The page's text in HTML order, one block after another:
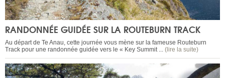
RANDONNÉE GUIDÉE SUR LA ROUTEBURN TRACK
Au départ de Te Anau, cette journée vous mène sur la fameuse Routeburn
Track pour une randonnée guidée vers le « Key Summit ... (lire la suite)